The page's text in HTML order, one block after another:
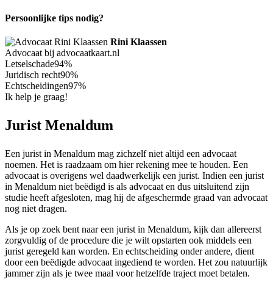
Persoonlijke tips nodig?
Rini Klaassen
Advocaat bij advocaatkaart.nl
Letselschade94%
Juridisch recht90%
Echtscheidingen97%
Ik help je graag!
Jurist Menaldum
Een jurist in Menaldum mag zichzelf niet altijd een advocaat
noemen. Het is raadzaam om hier rekening mee te houden. Een
advocaat is overigens wel daadwerkelijk een jurist. Indien een jurist
in Menaldum niet beëdigd is als advocaat en dus uitsluitend zijn
studie heeft afgesloten, mag hij de afgeschermde graad van advocaat
nog niet dragen.
Als je op zoek bent naar een jurist in Menaldum, kijk dan allereerst
zorgvuldig of de procedure die je wilt opstarten ook middels een
jurist geregeld kan worden. En echtscheiding onder andere, dient
door een beëdigde advocaat ingediend te worden. Het zou natuurlijk
jammer zijn als je twee maal voor hetzelfde traject moet betalen.